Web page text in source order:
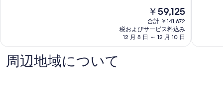
す
る
ル
素
晴
ら
現
在
の
料
金
￥59,125
合計 ￥141,672
税およびサービス料込み
12 月 8 日 ～ 12 月 10 日
ャ
に
周辺地域について